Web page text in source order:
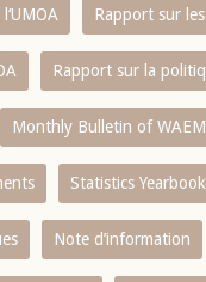
Rapport sur
Rapport sur la
Monthly Bulletin of
Statistics Yearbook
Note d’information